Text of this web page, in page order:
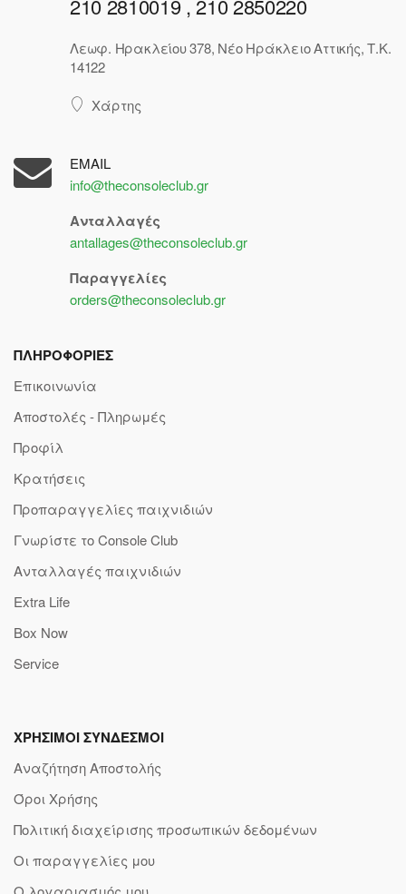
210 2810019 , 210 2850220
Λεωφ. Ηρακλείου 378, Νέο Ηράκλειο Αττικής, Τ.Κ.
14122
Χάρτης
EMAIL
info@theconsoleclub.gr
Ανταλλαγές
antallages@theconsoleclub.gr
Παραγγελίες
orders@theconsoleclub.gr
ΠΛΗΡΟΦΟΡΙΕΣ
Επικοινωνία
Αποστολές - Πληρωμές
Προφίλ
Κρατήσεις
Προπαραγγελίες παιχνιδιών
Γνωρίστε το Console Club
Ανταλλαγές παιχνιδιών
Extra Life
Box Now
Service
ΧΡΗΣΙΜΟΙ ΣΥΝΔΕΣΜΟΙ
Αναζήτηση Αποστολής
Όροι Χρήσης
Πολιτική διαχείρισης προσωπικών δεδομένων
Οι παραγγελίες μου